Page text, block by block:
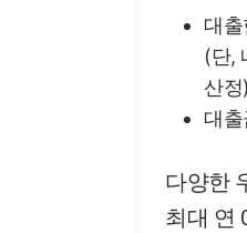
대
(단,
산정)
대
다양한
최대 연